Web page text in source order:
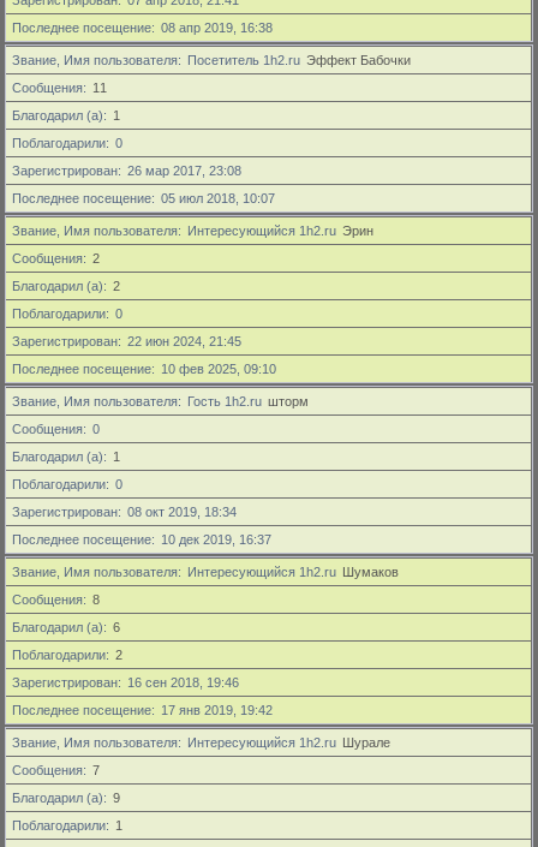
Последнее посещение
08 апр 2019, 16:38
Звание, Имя пользователя Посетитель 1h2.ru Эффект Бабочки
Сообщения
11
Благодарил (а)
1
Поблагодарили
0
Зарегистрирован
26 мар 2017, 23:08
Последнее посещение
05 июл 2018, 10:07
Звание, Имя пользователя Интересующийся 1h2.ru Эрин
Сообщения
2
Благодарил (а)
2
Поблагодарили
0
Зарегистрирован
22 июн 2024, 21:45
Последнее посещение
10 фев 2025, 09:10
Звание, Имя пользователя Гость 1h2.ru шторм
Сообщения
0
Благодарил (а)
1
Поблагодарили
0
Зарегистрирован
08 окт 2019, 18:34
Последнее посещение
10 дек 2019, 16:37
Звание, Имя пользователя Интересующийся 1h2.ru Шумаков
Сообщения
8
Благодарил (а)
6
Поблагодарили
2
Зарегистрирован
16 сен 2018, 19:46
Последнее посещение
17 янв 2019, 19:42
Звание, Имя пользователя Интересующийся 1h2.ru Шурале
Сообщения
7
Благодарил (а)
9
Поблагодарили
1